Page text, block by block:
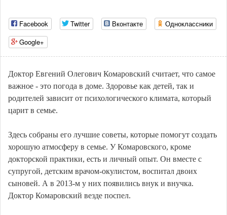
Facebook Twitter Вконтакте
Одноклассники
Google+
Доктор Евгений Олегович Комаровский считает, что самое
важное - это погода в доме. Здоровье как детей, так и
родителей зависит от психологического климата, который
царит в семье.
Здесь собраны его лучшие советы, которые помогут создать
хорошую атмосферу в семье. У Комаровского, кроме
докторской практики, есть и личный опыт. Он вместе с
супругой, детским врачом-окулистом, воспитал двоих
сыновей. А в 2013-м у них появились внук и внучка.
Доктор Комаровский везде поспел.